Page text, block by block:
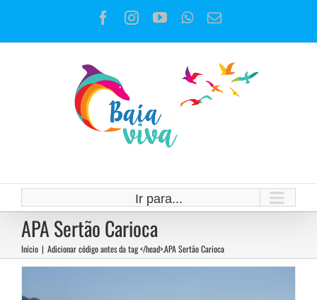
o
Facebook
Instagram
YouTubeWhatsApp
E-
Ir para...
APA Sertão Carioca
Início | Adicionar código antes da tag </head>.APA Sertão Carioca
O fogo que “legaliza” a
Oeste
Notícias